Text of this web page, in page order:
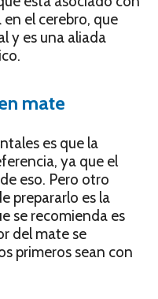
el cerebro, que
y es una aliada
mate
es que la
ya que el
eso. Pero otro
prepararlo es la
se recomienda es
del mate se
primeros sean con